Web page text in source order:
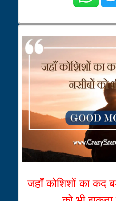
जहाँ कोशिशों का कद